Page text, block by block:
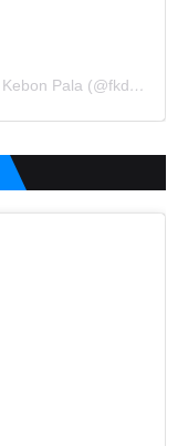
Sebuah kiriman dibagikan oleh FKDM Kebon Pala (@fkdm_kebonpala)